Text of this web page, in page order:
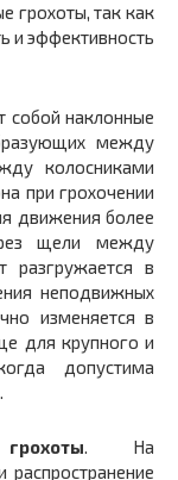
грохоты, так как
и эффективность
собой наклонные
между
колосниками
при грохочении
движения более
щели между
разгружается в
неподвижных
изменяется в
для крупного и
допустима
. На
распространение